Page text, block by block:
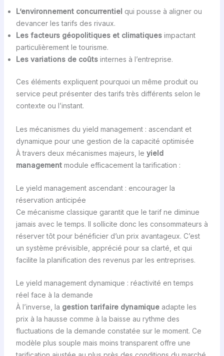
L’environnement concurrentiel qui pousse à aligner ou
devancer les tarifs des rivaux.
Les facteurs géopolitiques et climatiquesimpactant
particulièrement le tourisme.
Les variations de coûtsinternes à l’entreprise.
Ces éléments expliquent pourquoi un même produit ou
service peut présenter des tarifs très différents selon le
contexte ou l’instant.
Les mécanismes du yield management : ascendant et
dynamique pour une gestion de la capacité optimisée
À travers deux mécanismes majeurs, le yield
managementmodule efficacement la tarification :
Le yield management ascendant : encourager la
réservation anticipée
Ce mécanisme classique garantit que le tarif ne diminue
jamais avec le temps. Il sollicite donc les consommateurs à
réserver tôt pour bénéficier d’un prix avantageux. C’est
un système prévisible, apprécié pour sa clarté, et qui
facilite la planification des revenus par les entreprises.
Le yield management dynamique : réactivité en temps
réel face à la demande
À l’inverse, la gestion tarifaire dynamiqueadapte les
prix à la hausse comme à la baisse au rythme des
fluctuations de la demande constatée sur le moment. Ce
modèle plus souple mais moins transparent offre une